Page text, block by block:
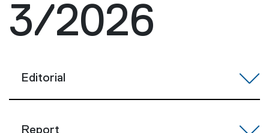
3/2026
Editorial
Report